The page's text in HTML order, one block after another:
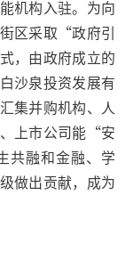
机构入驻。为向
区采取“政府引
，由政府成立的
沙泉投资发展有
集并购机构、人
上市公司能“安
共融和金融、学
做出贡献，成为